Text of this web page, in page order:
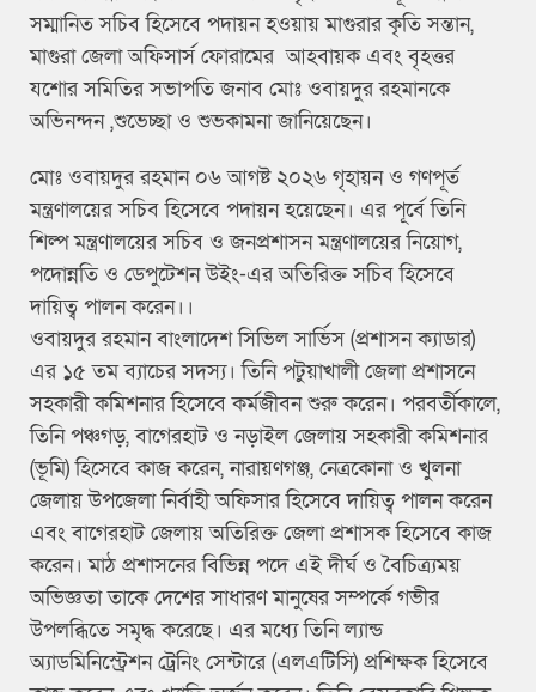
সম্মানিত সচিব হিসেবে পদায়ন হওয়ায় মাগুরার কৃতি সন্তান,
মাগুরা জেলা অফিসার্স ফোরামের আহবায়ক এবং বৃহত্তর
যশোর সমিতির সভাপতি জনাব মোঃ ওবায়দুর রহমানকে
অভিনন্দন ,শুভেচ্ছা ও শুভকামনা জানিয়েছেন।
মোঃ ওবায়দুর রহমান ০৬ আগষ্ট ২০২৬ গৃহায়ন ও গণপূর্ত
মন্ত্রণালয়ের সচিব হিসেবে পদায়ন হয়েছেন। এর পূর্বে তিনি
শিল্প মন্ত্রণালয়ের সচিব ও জনপ্রশাসন মন্ত্রণালয়ের নিয়োগ,
পদোন্নতি ও ডেপুটেশন উইং-এর অতিরিক্ত সচিব হিসেবে
দায়িত্ব পালন করেন।।
ওবায়দুর রহমান বাংলাদেশ সিভিল সার্ভিস (প্রশাসন ক্যাডার)
এর ১৫ তম ব্যাচের সদস্য। তিনি পটুয়াখালী জেলা প্রশাসনে
সহকারী কমিশনার হিসেবে কর্মজীবন শুরু করেন। পরবর্তীকালে,
তিনি পঞ্চগড়, বাগেরহাট ও নড়াইল জেলায় সহকারী কমিশনার
(ভূমি) হিসেবে কাজ করেন, নারায়ণগঞ্জ, নেত্রকোনা ও খুলনা
জেলায় উপজেলা নির্বাহী অফিসার হিসেবে দায়িত্ব পালন করেন
এবং বাগেরহাট জেলায় অতিরিক্ত জেলা প্রশাসক হিসেবে কাজ
করেন। মাঠ প্রশাসনের বিভিন্ন পদে এই দীর্ঘ ও বৈচিত্র্যময়
অভিজ্ঞতা তাকে দেশের সাধারণ মানুষের সম্পর্কে গভীর
উপলব্ধিতে সমৃদ্ধ করেছে। এর মধ্যে তিনি ল্যান্ড
অ্যাডমিনিস্ট্রেশন ট্রেনিং সেন্টারে (এলএটিসি) প্রশিক্ষক হিসেবে